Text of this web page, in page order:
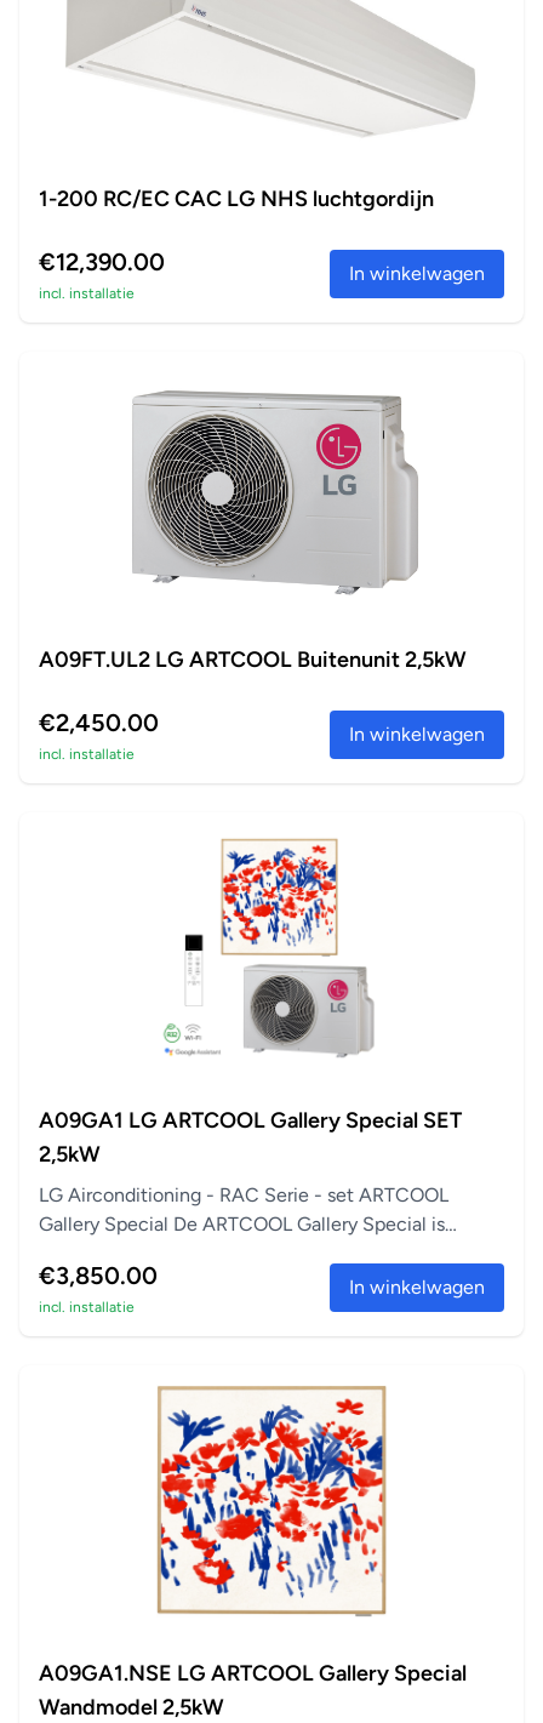
1-200 RC/EC CAC LG NHS luchtgordijn
€12,390.00
incl. installatie
In winkelwagen
A09FT.UL2 LG ARTCOOL Buitenunit 2,5kW
€2,450.00
incl. installatie
In winkelwagen
A09GA1 LG ARTCOOL Gallery Special SET
2,5kW
LG Airconditioning - RAC Serie - set ARTCOOL
Gallery Special De ARTCOOL Gallery Special is
€3,850.00
incl. installatie
In winkelwagen
A09GA1.NSE LG ARTCOOL Gallery Special
Wandmodel 2,5kW